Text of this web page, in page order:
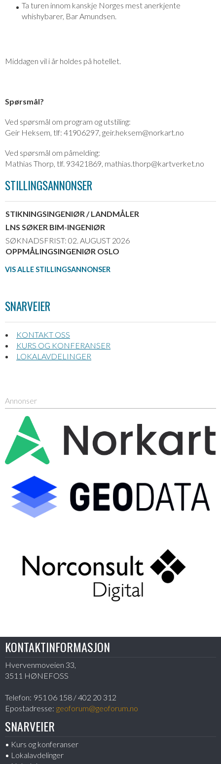
Ta turen innom kanskje Norges mest anerkjente
whishybarer, Bar Amundsen.
Middagen vil i år holdes på hotellet.
Spørsmål?
Ved spørsmål om program og utstiling:
Geir Heksem, tlf: 41906297, geir.heksem@norkart.no
Ved spørsmål om påmelding:
Mathias Thorp, tlf. 93421869, mathias.thorp@kartverket.no
STILLINGSANNONSER
STIKNINGSINGENIØR / LANDMÅLER
LNS SØKER BIM-INGENIØR
SØKNADSFRIST: 02. AUGUST 2026
OPPMÅLINGSINGENIØR OSLO
VIS ALLE STILLINGSANNONSER
SNARVEIER
KONTAKT OSS
KURS OG KONFERANSER
LOKALAVDELINGER
Annonser
KONTAKTINFORMASJON
Hvervenmoveien 33,
3511 HØNEFOSS
Telefon: 951 06 158 / 402 20 312
Epostadresse: geoforum@geoforum.no
SNARVEIER
Kurs og konferanser
Lokalavdelinger